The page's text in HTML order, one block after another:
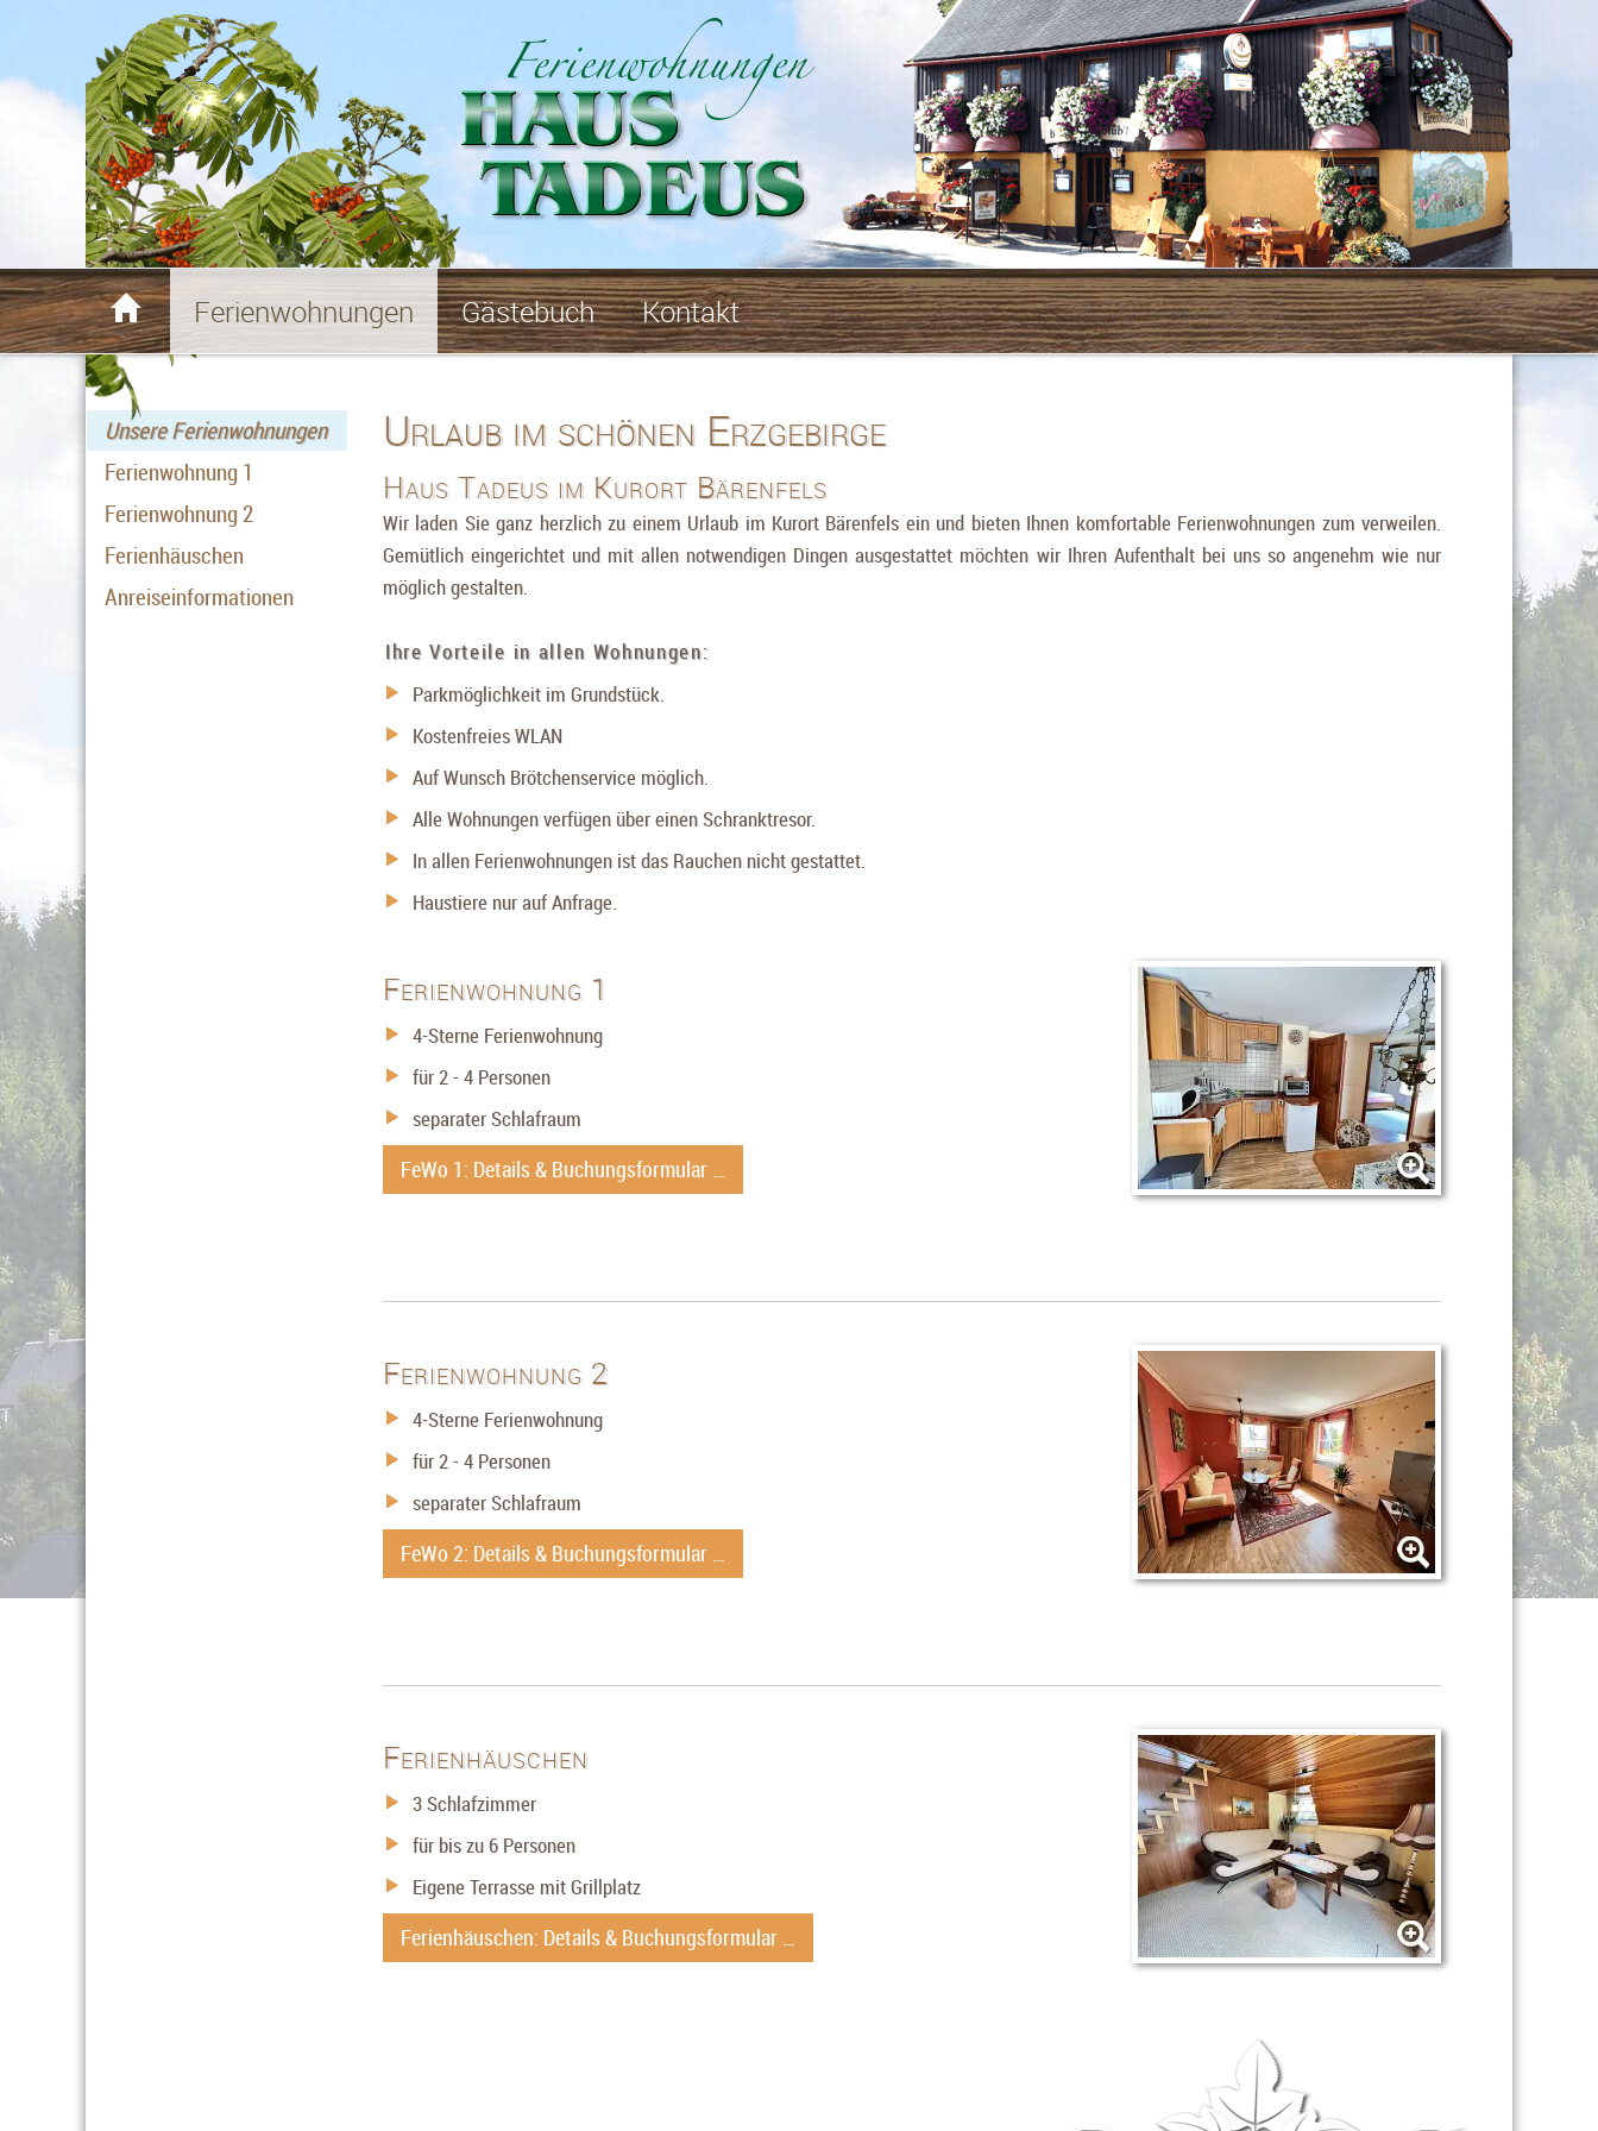
Unsere Ferienwohnungen
Ferienwohnung 1
Ferienwohnung 2
Ferienhäuschen
Anreiseinformationen
Urlaub im schönen Erzgebirge
Haus Tadeus im Kurort Bärenfels
Wir laden Sie ganz herzlich zu einem Urlaub im Kurort Bärenfels ein und bieten Ihnen komfortable Ferienwohnungen zum verweilen.
Gemütlich eingerichtet und mit allen notwendigen Dingen ausgestattet möchten wir Ihren Aufenthalt bei uns so angenehm wie nur
möglich gestalten.
Ihre Vorteile in allen Wohnungen:
Parkmöglichkeit im Grundstück.
Kostenfreies WLAN
Auf Wunsch Brötchenservice möglich.
Alle Wohnungen verfügen über einen Schranktresor.
In allen Ferienwohnungen ist das Rauchen nicht gestattet.
Haustiere nur auf Anfrage.
Ferienwohnung 1
4-Sterne Ferienwohnung
für 2 - 4 Personen
separater Schlafraum
FeWo 1: Details & Buchungsformular …
Ferienwohnung 2
4-Sterne Ferienwohnung
für 2 - 4 Personen
separater Schlafraum
FeWo 2: Details & Buchungsformular …
Ferienhäuschen
3 Schlafzimmer
für bis zu 6 Personen
Eigene Terrasse mit Grillplatz
Ferienhäuschen: Details & Buchungsformular …
 Ferienwohnungen Gästebuch Kontakt